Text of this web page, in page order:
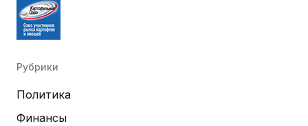
Рубрики
Политика
Финансы